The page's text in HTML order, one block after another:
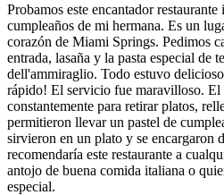
Probamos este encantador
cumpleaños de mi hermana. Es un
corazón de Miami Springs. Pedimos
entrada, lasaña y la pasta especial de
dell'ammiraglio. Todo estuvo
rápido! El servicio fue maravilloso. El
constantemente para retirar platos,
permitieron llevar un pastel de
sirvieron en un plato y se encargaron
recomendaría este restaurante a
antojo de buena comida italiana o
especial.